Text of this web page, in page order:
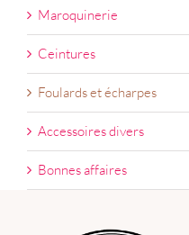
Maroquinerie
Ceintures
Foulards et écharpes
Accessoires divers
Bonnes affaires